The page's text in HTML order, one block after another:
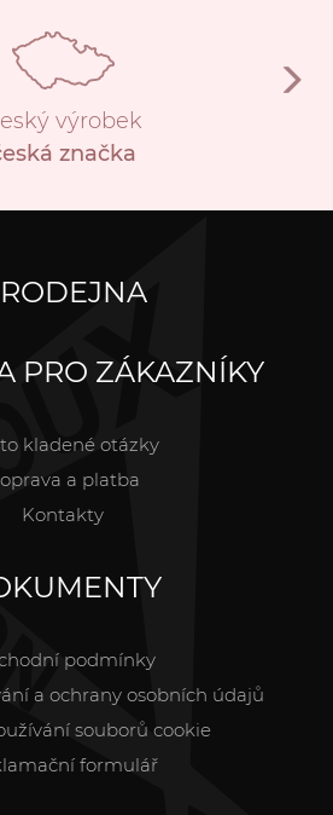
výrobek
značka
PRO ZÁKAZNÍKY
kladené otázky
a platba
Kontakty
podmínky
a ochrany osobních údajů
souborů cookie
formulář